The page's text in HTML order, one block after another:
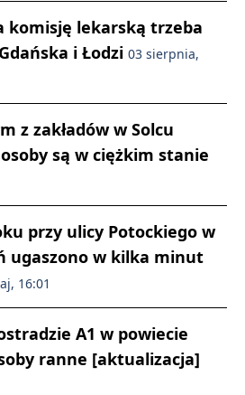
komisję lekarską trzeba
i Łodzi 03 sierpnia,
z zakładów w Solcu
są w ciężkim stanie
przy ulicy Potockiego w
ugaszono w kilka minut
16:01
A1 w powiecie
ranne [aktualizacja]